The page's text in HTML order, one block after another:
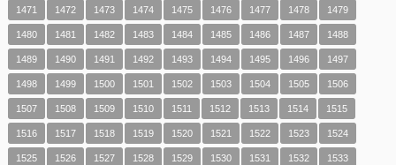
1471 1472 1473 1474 1475 1476 1477 1478 1479
1480 1481 1482 1483 1484 1485 1486 1487 1488
1489 1490 1491 1492 1493 1494 1495 1496 1497
1498 1499 1500 1501 1502 1503 1504 1505 1506
1507 1508 1509 1510 1511 1512 1513 1514 1515
1516 1517 1518 1519 1520 1521 1522 1523 1524
1525 1526 1527 1528 1529 1530 1531 1532 1533